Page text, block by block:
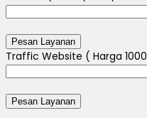
Traffic Website ( Harga